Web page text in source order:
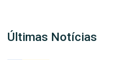
Últimas Notícias